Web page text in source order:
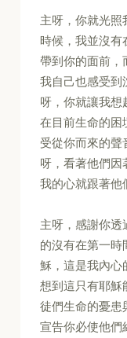
主呀，你就光照
時候，我並沒
帶到你的面前，
我自己也感受到
呀，你就讓我想
在目前生命的困
受從你而來的聲
呀，看著他們因
我的心就跟著他
主呀，感謝你
的沒有在第一
穌，這是我內心
想到這只有耶穌
徒們生命的憂患
宣告你必使他們